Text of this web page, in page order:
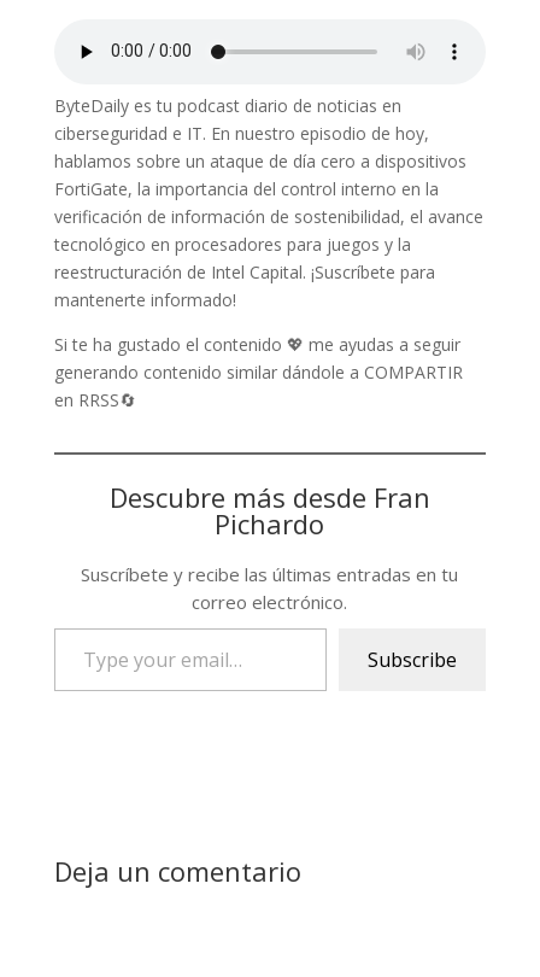
ByteDaily es tu podcast diario de noticias en
ciberseguridad e IT. En nuestro episodio de hoy,
hablamos sobre un ataque de día cero a dispositivos
FortiGate, la importancia del control interno en la
verificación de información de sostenibilidad, el avance
tecnológico en procesadores para juegos y la
reestructuración de Intel Capital. ¡Suscríbete para
mantenerte informado!
Si te ha gustado el contenido 💖 me ayudas a seguir
generando contenido similar dándole a COMPARTIR
en RRSS🔄
Descubre más desde Fran
Pichardo
Suscríbete y recibe las últimas entradas en tu
correo electrónico.
email…
Subscribe
Deja un comentario